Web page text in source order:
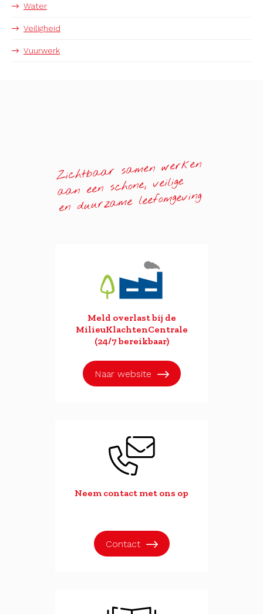
Water
Veiligheid
Vuurwerk
Zichtbaar samen werken
aan een schone, veilige
en duurzame leefomgeving
Meld overlast bij de
MilieuKlachtenCentrale
(24/7 bereikbaar)
Naar website
Neem contact met ons op
Contact